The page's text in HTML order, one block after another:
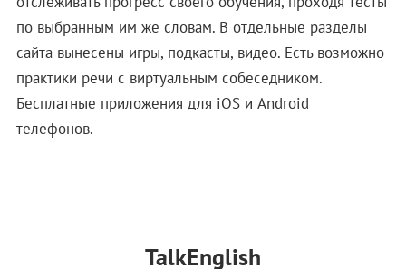
по выбранным им же словам. В отдельные разделы
сайта вынесены игры, подкасты, видео. Есть возможно
практики речи с виртуальным собеседником.
Бесплатные приложения для iOS и Android
телефонов.
TalkEnglish